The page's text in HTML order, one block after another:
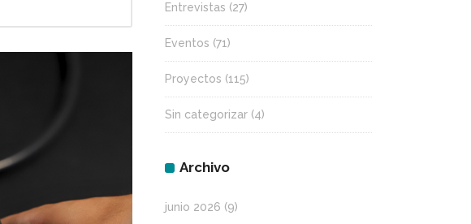
Entrevistas (27)
Eventos (71)
Proyectos (115)
Sin categorizar (4)
Archivo
junio 2026 (9)